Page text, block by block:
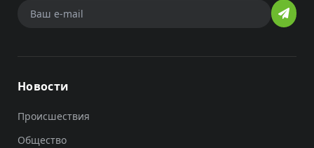
Новости
Происшествия
Общество